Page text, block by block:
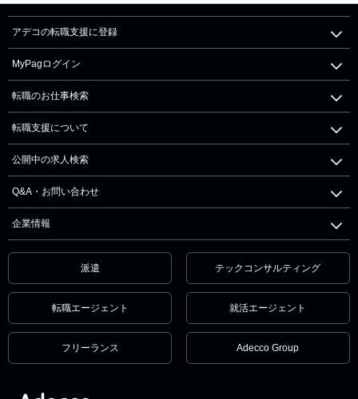
アデコの転職支援に登録
MyPagログイン
転職のお仕事検索
転職支援について
公開中の求人検索
Q&A・お問い合わせ
企業情報
派遣 テックコンサルティング
転職エージェント 就活エージェント
フリーランス Adecco Group